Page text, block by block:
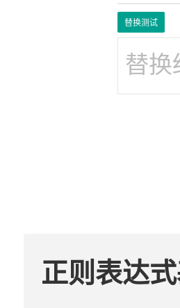
替换测试
替
正则表达